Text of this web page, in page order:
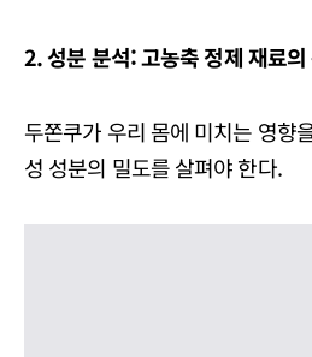
2. 성분 분석: 고농축 정제 재료의
두쫀쿠가 우리 몸에 미치는 영향
성 성분의 밀도를 살펴야 한다.